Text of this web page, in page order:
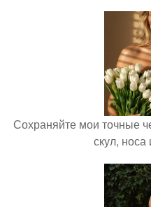
Сохраняйте мои точные
скул, носа